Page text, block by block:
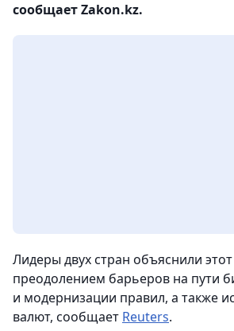
сообщает Zakon.kz.
Лидеры двух стран объяснили
преодолением барьеров на пути
и модернизации правил, а также
валют, сообщает Reuters.